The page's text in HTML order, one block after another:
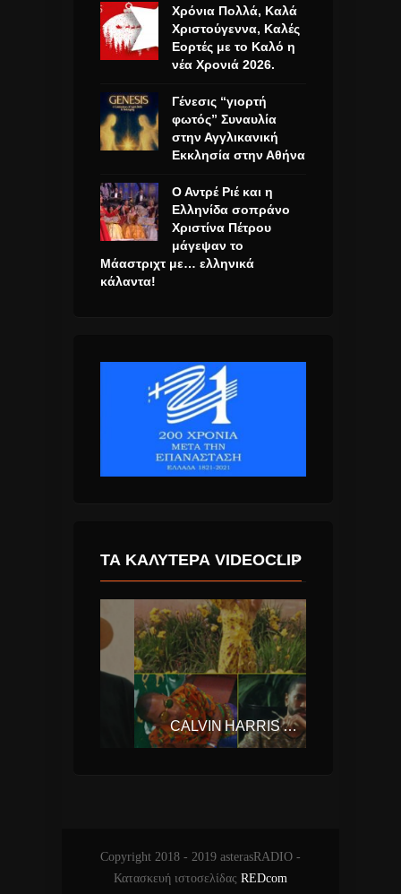
Χρόνια Πολλά, Καλά
Χριστούγεννα, Καλές
Εορτές με το Καλό η
νέα Χρονιά 2026.
Γένεσις “γιορτή
φωτός” Συναυλία
στην Αγγλικανική
Εκκλησία στην Αθήνα
Ο Αντρέ Ριέ και η
Ελληνίδα σοπράνο
Χριστίνα Πέτρου
μάγεψαν το
Μάαστριχτ με… ελληνικά
κάλαντα!
ΤΑ ΚΑΛΎΤΕΡΑ VIDEOCLIP
CALVIN HARRIS – FEELS (FT. PHARRELL WILLIAMS, KATY PERRY, BIG SEAN)
Copyright 2018 - 2019 asterasRADIO -
Κατασκευή ιστοσελίδας REDcom